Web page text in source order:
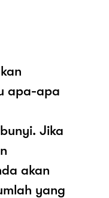
apa-apa
Jika
akan
yang